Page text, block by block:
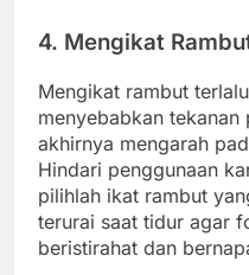
4. Mengikat
Mengikat rambut
menyebabkan
akhirnya mengarah
Hindari penggunaan
pilihlah ikat rambut
terurai saat tidur agar
beristirahat dan